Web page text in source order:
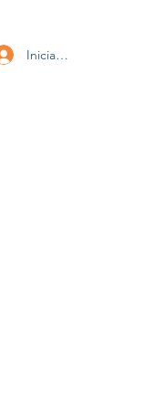
Iniciar sesión